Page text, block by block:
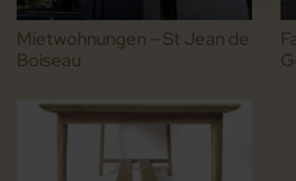
Mietwohnungen – St Jean de
Boiseau